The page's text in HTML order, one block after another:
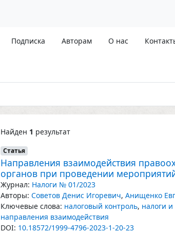
Подписка Авторам О нас
Найден 1 результат
Статья
Направления взаимодействия
органов при проведении
Журнал: Налоги № 01/2023
Авторы: Советов Денис Игоревич, Анищенко
Ключевые слова: налоговый контроль, налоги
направления взаимодействия
DOI: 10.18572/1999-4796-2023-1-20-23